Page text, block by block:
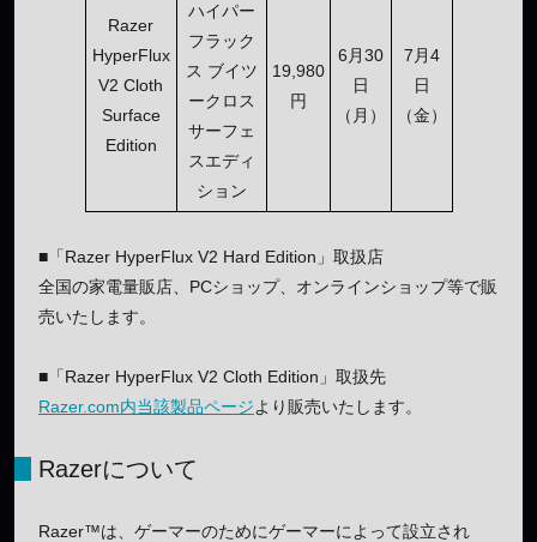
Razer
HyperFlux
V2 Cloth
Surface
Edition
ハイパー
フラック
ス ブイツ
ークロス
サーフェ
スエディ
ション
19,980
円
6月30
日
（月）
7月4
日
（金）
■「Razer HyperFlux V2 Hard Edition」取扱店
全国の家電量販店、PCショップ、オンラインショップ等で販
売いたします。
■「Razer HyperFlux V2 Cloth Edition」取扱先
Razer.com内当該製品ページより販売いたします。
Razerについて
Razer™は、ゲーマーのためにゲーマーによって設立され